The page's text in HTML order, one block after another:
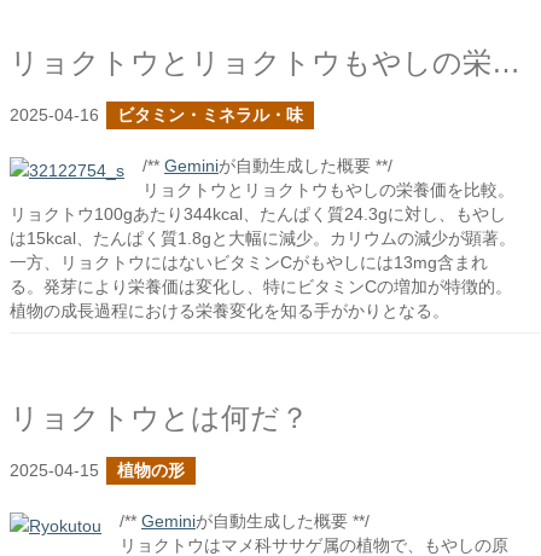
リョクトウとリョクトウもやしの栄養価
2025-04-16 ビタミン・ミネラル・味
/** Geminiが自動生成した概要 **/
リョクトウとリョクトウもやしの栄養価を比較。
リョクトウ100gあたり344kcal、たんぱく質24.3gに対し、もやし
は15kcal、たんぱく質1.8gと大幅に減少。カリウムの減少が顕著。
一方、リョクトウにはないビタミンCがもやしには13mg含まれ
る。発芽により栄養価は変化し、特にビタミンCの増加が特徴的。
植物の成長過程における栄養変化を知る手がかりとなる。
リョクトウとは何だ？
2025-04-15 植物の形
/** Geminiが自動生成した概要 **/
リョクトウはマメ科ササゲ属の植物で、もやしの原